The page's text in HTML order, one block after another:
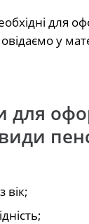
для
у
для
види
вік;